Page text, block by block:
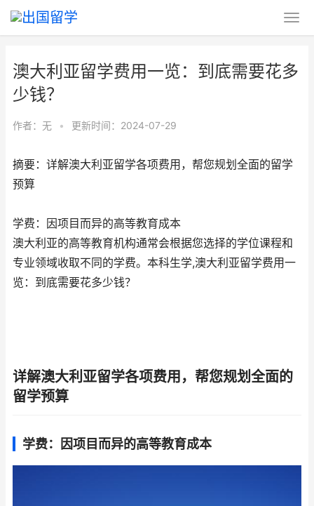
澳大利亚留学费用一览：到底需要花多
少钱？
作者：无 • 更新时间：2024-07-29
摘要：详解澳大利亚留学各项费用，帮您规划全面的留学
预算
学费：因项目而异的高等教育成本
澳大利亚的高等教育机构通常会根据您选择的学位课程和
专业领域收取不同的学费。本科生学,澳大利亚留学费用一
览：到底需要花多少钱？
详解澳大利亚留学各项费用，帮您规划全面的
留学预算
学费：因项目而异的高等教育成本